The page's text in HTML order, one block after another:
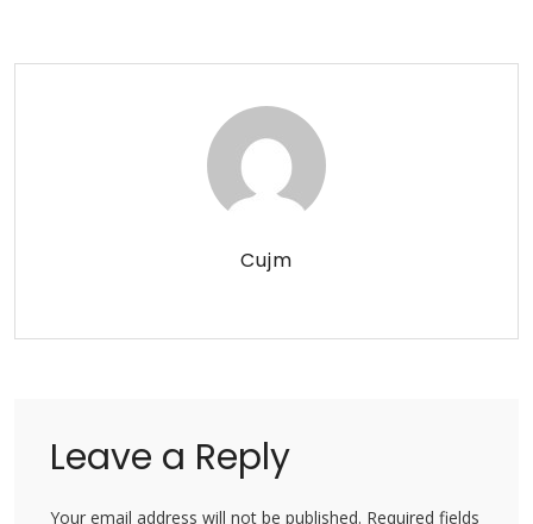
Cujm
Leave a Reply
Your email address will not be published. Required fields